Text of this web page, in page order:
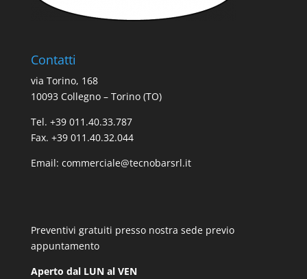
Contatti
via Torino, 168
10093 Collegno – Torino (TO)
Tel. +39 011.40.33.787
Fax. +39 011.40.32.044
Email: commerciale@tecnobarsrl.it
Preventivi gratuiti presso nostra sede previo
appuntamento
Aperto dal LUN al VEN